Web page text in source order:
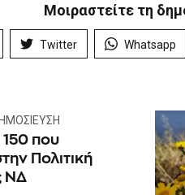
Μοιραστείτε τη
Twitter Whatsapp
150 που
Πολιτική
ΝΔ